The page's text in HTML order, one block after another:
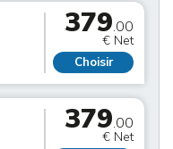
379.00
€ Net
Choisir
379.00
€ Net